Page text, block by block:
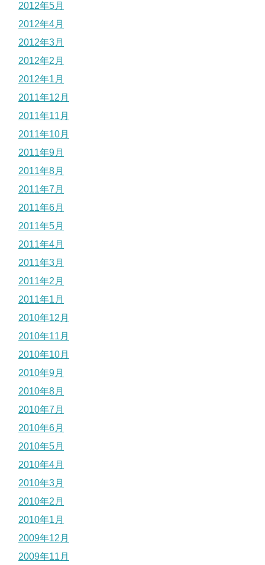
2012年5月
2012年4月
2012年3月
2012年2月
2012年1月
2011年12月
2011年11月
2011年10月
2011年9月
2011年8月
2011年7月
2011年6月
2011年5月
2011年4月
2011年3月
2011年2月
2011年1月
2010年12月
2010年11月
2010年10月
2010年9月
2010年8月
2010年7月
2010年6月
2010年5月
2010年4月
2010年3月
2010年2月
2010年1月
2009年12月
2009年11月